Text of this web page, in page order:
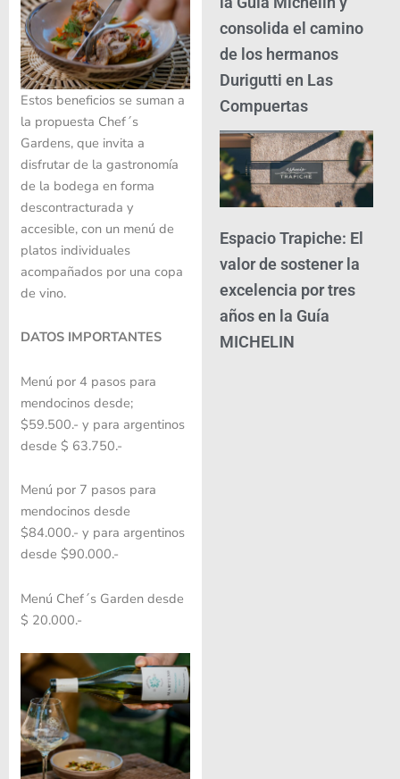
Estos beneficios se suman a
la propuesta Chef´s
Gardens, que invita a
disfrutar de la gastronomía
de la bodega en forma
descontracturada y
accesible, con un menú de
platos individuales
acompañados por una copa
de vino.
DATOS IMPORTANTES
Menú por 4 pasos para
mendocinos desde;
$59.500.- y para argentinos
desde $ 63.750.-
Menú por 7 pasos para
mendocinos desde
$84.000.- y para argentinos
desde $90.000.-
Menú Chef´s Garden desde
$ 20.000.-
consolida el camino
de los hermanos
Durigutti en Las
Compuertas
Espacio Trapiche: El
valor de sostener la
excelencia por tres
años en la Guía
MICHELIN